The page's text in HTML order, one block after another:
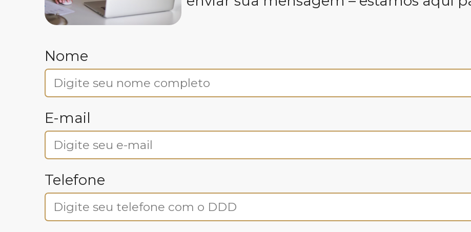
Nome
E-mail
Telefone